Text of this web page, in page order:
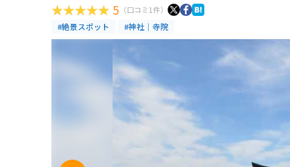
5 （口コミ1件）
#絶景スポット #神社｜寺院